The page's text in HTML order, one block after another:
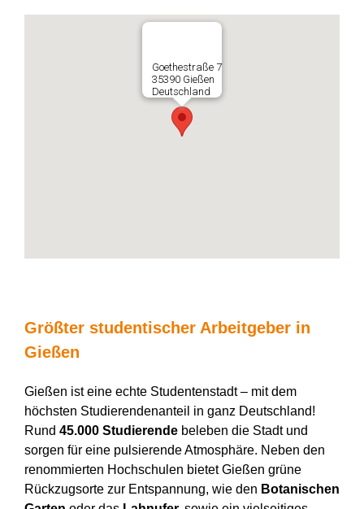
Goethestraße 7
35390 Gießen
Deutschland
Größter studentischer Arbeitgeber in
Gießen
Gießen ist eine echte Studentenstadt – mit dem
höchsten Studierendenanteil in ganz Deutschland!
Rund 45.000 Studierendebeleben die Stadt und
sorgen für eine pulsierende Atmosphäre. Neben den
renommierten Hochschulen bietet Gießen grüne
Rückzugsorte zur Entspannung, wie den Botanischen